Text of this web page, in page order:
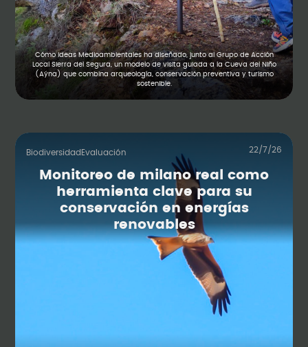
Cómo Ideas Medioambientales ha diseñado, junto al Grupo de Acción
Local Sierra del Segura, un modelo de visita guiada a la Cueva del Niño
(Aýna) que combina arqueología, conservación preventiva y turismo
sostenible.
Biodiversidad Evaluación 22/7/26
Monitoreo de milano real como
herramienta clave para su
conservación en energías
renovables